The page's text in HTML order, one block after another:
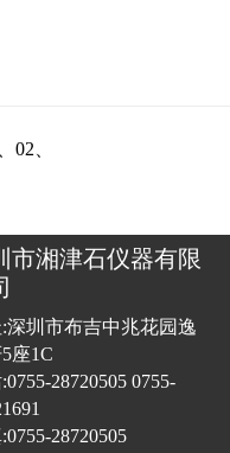
02、
市湘津石仪器有限
深圳市布吉中兆花园逸
座1C
28720505 0755-
28720505